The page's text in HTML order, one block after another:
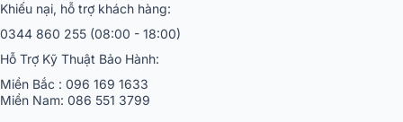
Mặt sau của EURO A700 cũng được đầu tư kỹ lưỡng với hệ thống
cổng kết nối vô cùng đa dạng. Người dùng có thể dễ dàng kết nối
amply với tivi, đầu karaoke, loa subwoofer, hay các thiết bị âm
thanh chuyên dụng khác. Các chuẩn kết nối như analog, optical,
coaxial được tích hợp đầy đủ, mang đến khả năng phối ghép linh
Khiếu nại, hỗ trợ khách hàng:
0344 860 255 (08:00 - 18:00)
Hỗ Trợ Kỹ Thuật Bảo Hành:
Miền Bắc : 096 169 1633
Miền Nam: 086 551 3799